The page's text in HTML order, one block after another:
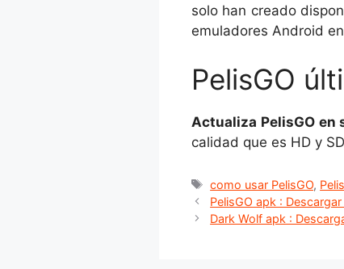
solo han creado
emuladores Android
PelisGO
Actualiza PelisGO en
calidad que es HD y
Etiquetas
como usar PelisGO,
PelisGO apk :
Dark Wolf apk :